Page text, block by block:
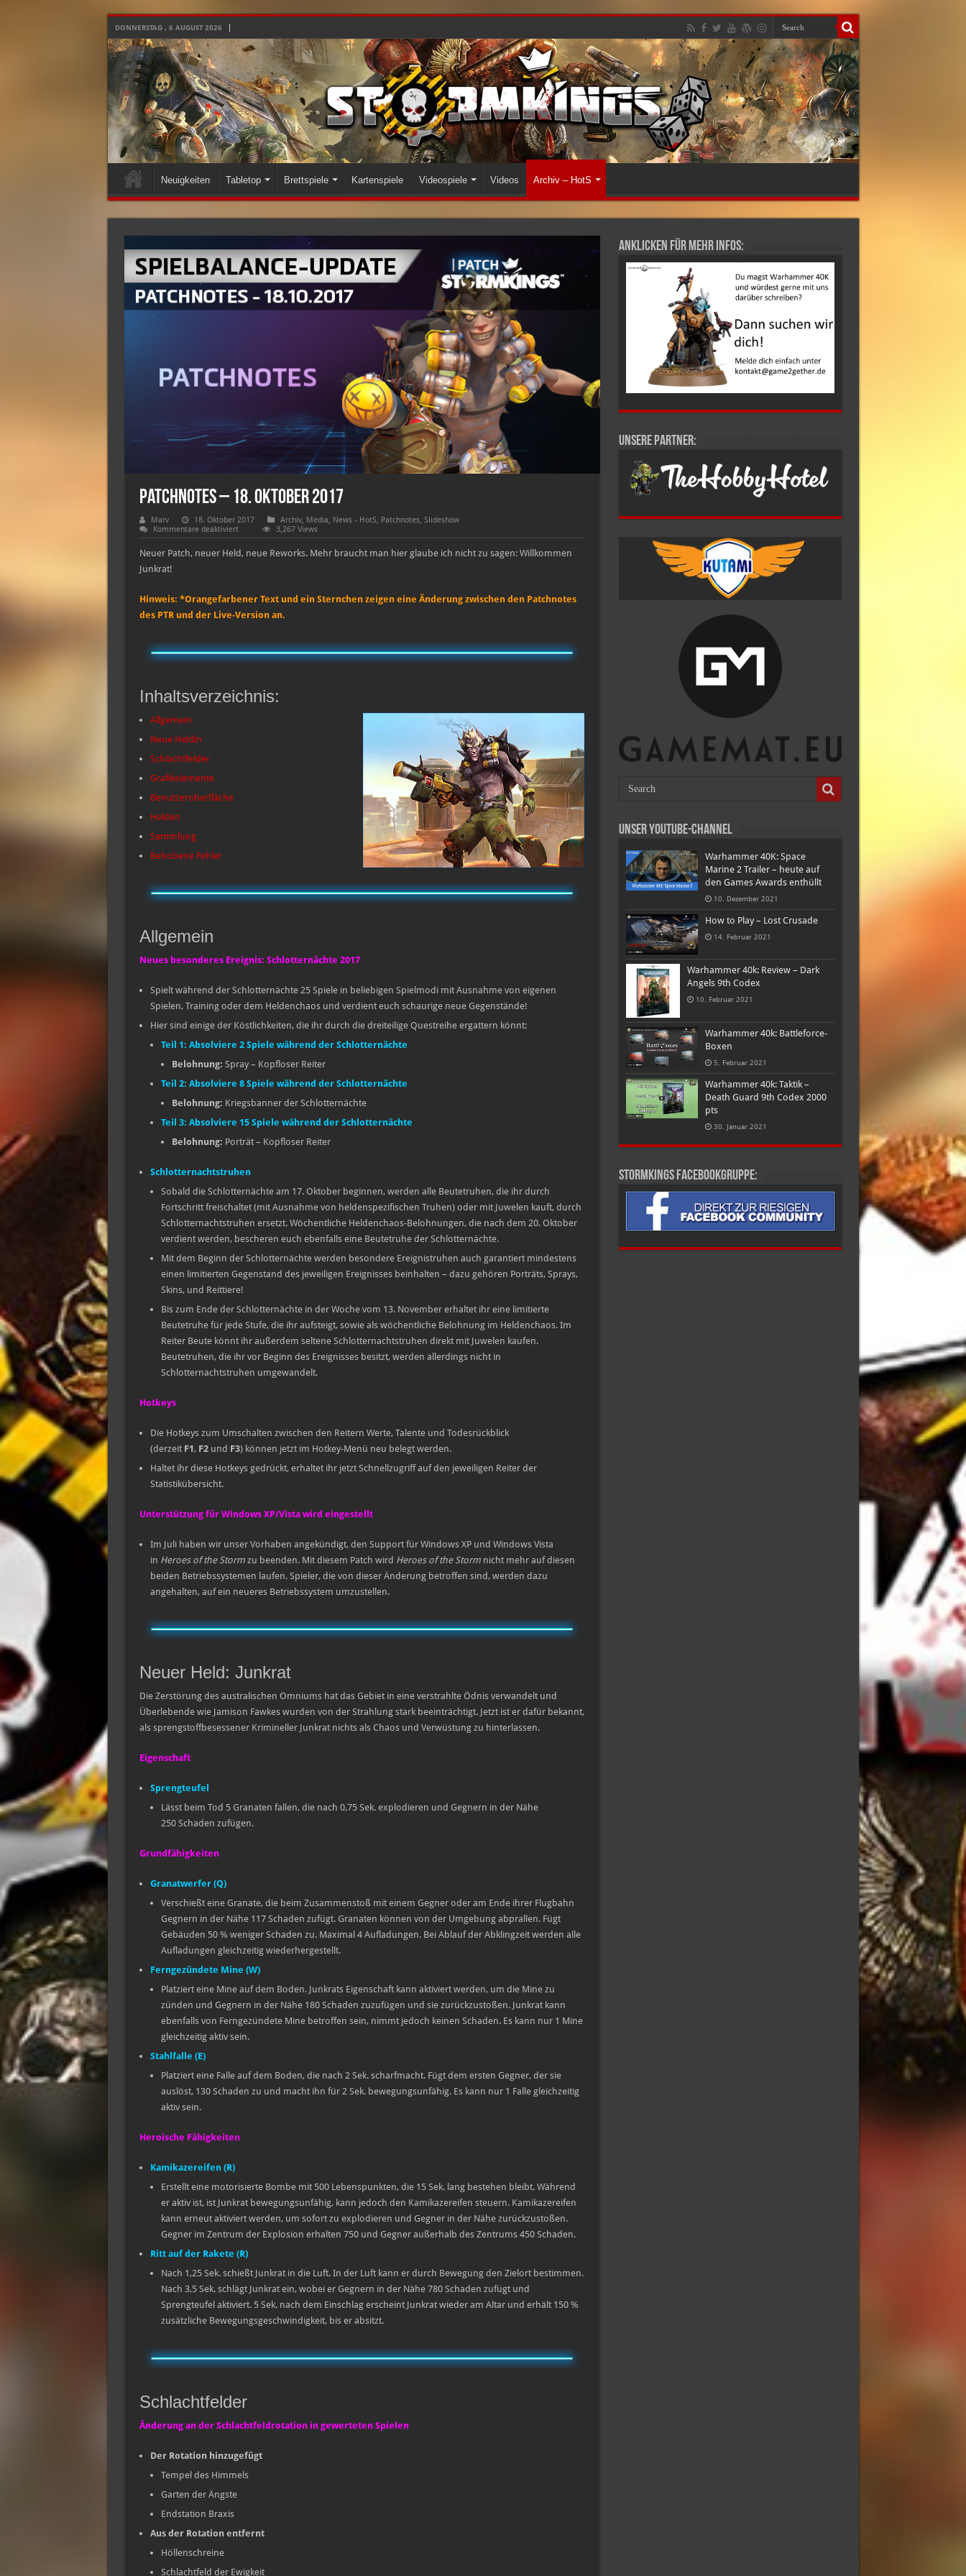
DONNERSTAG , 6 AUGUST 2026
Neuigkeiten Tabletop Brettspiele Kartenspiele Videospiele Videos Archiv – HotS
Patchnotes – 18. Oktober 2017
Marv 18. Oktober 2017 Archiv, Media, News - HotS, Patchnotes, Slideshow
Kommentare deaktiviertfür
Patchnotes
–
18.
3,267 Views
Neuer Patch, neuer Held, neue Reworks. Mehr braucht man hier glaube ich nicht zu sagen: Willkommen
Junkrat!
Hinweis: *Orangefarbener Text und ein Sternchen zeigen eine Änderung zwischen den Patchnotes
des PTR und der Live-Version an.
Inhaltsverzeichnis:
Allgemein
Neue Heldin
Schlachtfelder
Grafikelemente
Benutzeroberfläche
Helden
Sammlung
Behobene Fehler
Allgemein
Neues besonderes Ereignis: Schlotternächte 2017
Spielt während der Schlotternächte 25 Spiele in beliebigen Spielmodi mit Ausnahme von eigenen
Spielen, Training oder dem Heldenchaos und verdient euch schaurige neue Gegenstände!
Hier sind einige der Köstlichkeiten, die ihr durch die dreiteilige Questreihe ergattern könnt:
Teil 1: Absolviere 2 Spiele während der Schlotternächte
Belohnung: Spray – Kopfloser Reiter
Teil 2: Absolviere 8 Spiele während der Schlotternächte
Belohnung: Kriegsbanner der Schlotternächte
Teil 3: Absolviere 15 Spiele während der Schlotternächte
Belohnung: Porträt – Kopfloser Reiter
Schlotternachtstruhen
Sobald die Schlotternächte am 17. Oktober beginnen, werden alle Beutetruhen, die ihr durch
Fortschritt freischaltet (mit Ausnahme von heldenspezifischen Truhen) oder mit Juwelen kauft, durch
Schlotternachtstruhen ersetzt. Wöchentliche Heldenchaos-Belohnungen, die nach dem 20. Oktober
verdient werden, bescheren euch ebenfalls eine Beutetruhe der Schlotternächte.
Mit dem Beginn der Schlotternächte werden besondere Ereignistruhen auch garantiert mindestens
einen limitierten Gegenstand des jeweiligen Ereignisses beinhalten – dazu gehören Porträts, Sprays,
Skins, und Reittiere!
Bis zum Ende der Schlotternächte in der Woche vom 13. November erhaltet ihr eine limitierte
Beutetruhe für jede Stufe, die ihr aufsteigt, sowie als wöchentliche Belohnung im Heldenchaos. Im
Reiter Beute könnt ihr außerdem seltene Schlotternachtstruhen direkt mit Juwelen kaufen.
Beutetruhen, die ihr vor Beginn des Ereignisses besitzt, werden allerdings nicht in
Schlotternachtstruhen umgewandelt.
Hotkeys
Die Hotkeys zum Umschalten zwischen den Reitern Werte, Talente und Todesrückblick
(derzeit F1, F2und F3) können jetzt im Hotkey-Menü neu belegt werden.
Haltet ihr diese Hotkeys gedrückt, erhaltet ihr jetzt Schnellzugriff auf den jeweiligen Reiter der
Statistikübersicht.
Unterstützung für Windows XP/Vista wird eingestellt
Im Juli haben wir unser Vorhaben angekündigt, den Support für Windows XP und Windows Vista
in Heroes of the Stormzu beenden. Mit diesem Patch wird Heroes of the Stormnicht mehr auf diesen
beiden Betriebssystemen laufen. Spieler, die von dieser Änderung betroffen sind, werden dazu
angehalten, auf ein neueres Betriebssystem umzustellen.
Neuer Held: Junkrat
Die Zerstörung des australischen Omniums hat das Gebiet in eine verstrahlte Ödnis verwandelt und
Überlebende wie Jamison Fawkes wurden von der Strahlung stark beeinträchtigt. Jetzt ist er dafür bekannt,
als sprengstoffbesessener Krimineller Junkrat nichts als Chaos und Verwüstung zu hinterlassen.
Eigenschaft
Sprengteufel
Lässt beim Tod 5 Granaten fallen, die nach 0,75 Sek. explodieren und Gegnern in der Nähe
250 Schaden zufügen.
Grundfähigkeiten
Granatwerfer (Q)
Verschießt eine Granate, die beim Zusammenstoß mit einem Gegner oder am Ende ihrer Flugbahn
Gegnern in der Nähe 117 Schaden zufügt. Granaten können von der Umgebung abprallen. Fügt
Gebäuden 50 % weniger Schaden zu. Maximal 4 Aufladungen. Bei Ablauf der Abklingzeit werden alle
Aufladungen gleichzeitig wiederhergestellt.
Ferngezündete Mine (W)
Platziert eine Mine auf dem Boden. Junkrats Eigenschaft kann aktiviert werden, um die Mine zu
zünden und Gegnern in der Nähe 180 Schaden zuzufügen und sie zurückzustoßen. Junkrat kann
ebenfalls von Ferngezündete Mine betroffen sein, nimmt jedoch keinen Schaden. Es kann nur 1 Mine
gleichzeitig aktiv sein.
Stahlfalle (E)
Platziert eine Falle auf dem Boden, die nach 2 Sek. scharfmacht. Fügt dem ersten Gegner, der sie
auslöst, 130 Schaden zu und macht ihn für 2 Sek. bewegungsunfähig. Es kann nur 1 Falle gleichzeitig
aktiv sein.
Heroische Fähigkeiten
Kamikazereifen (R)
Erstellt eine motorisierte Bombe mit 500 Lebenspunkten, die 15 Sek. lang bestehen bleibt. Während
er aktiv ist, ist Junkrat bewegungsunfähig, kann jedoch den Kamikazereifen steuern. Kamikazereifen
kann erneut aktiviert werden, um sofort zu explodieren und Gegner in der Nähe zurückzustoßen.
Gegner im Zentrum der Explosion erhalten 750 und Gegner außerhalb des Zentrums 450 Schaden.
Ritt auf der Rakete (R)
Nach 1,25 Sek. schießt Junkrat in die Luft. In der Luft kann er durch Bewegung den Zielort bestimmen.
Nach 3,5 Sek. schlägt Junkrat ein, wobei er Gegnern in der Nähe 780 Schaden zufügt und
Sprengteufel aktiviert. 5 Sek. nach dem Einschlag erscheint Junkrat wieder am Altar und erhält 150 %
zusätzliche Bewegungsgeschwindigkeit, bis er absitzt.
Schlachtfelder
Änderung an der Schlachtfeldrotation in gewerteten Spielen
Der Rotation hinzugefügt
Tempel des Himmels
Garten der Ängste
Endstation Braxis
Aus der Rotation entfernt
Höllenschreine
Schlachtfeld der Ewigkeit
Anklicken für mehr Infos:
Unsere Partner:
Unser Youtube-Channel
Warhammer 40K: Space
Marine 2 Trailer – heute auf
den Games Awards enthüllt
10. Dezember 2021
How to Play – Lost Crusade
14. Februar 2021
Warhammer 40k: Review – Dark
Angels 9th Codex
10. Februar 2021
Warhammer 40k: Battleforce-
Boxen
5. Februar 2021
Warhammer 40k: Taktik –
Death Guard 9th Codex 2000
pts
30. Januar 2021
Stormkings Facebookgruppe: